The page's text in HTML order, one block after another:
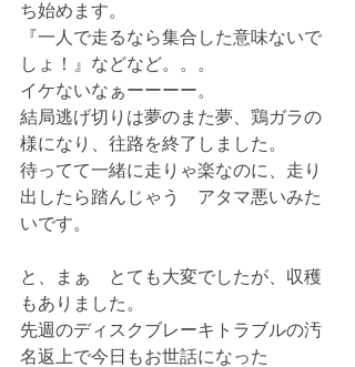
ち始めます。
『一人で走るなら集合した意味ないで
しょ！』などなど。。。
イケないなぁーーーー。
結局逃げ切りは夢のまた夢、鶏ガラの
様になり、往路を終了しました。
待ってて一緒に走りゃ楽なのに、走り
出したら踏んじゃう　アタマ悪いみた
いです。
と、まぁ　とても大変でしたが、収穫
もありました。
先週のディスクブレーキトラブルの汚
名返上で今日もお世話になった